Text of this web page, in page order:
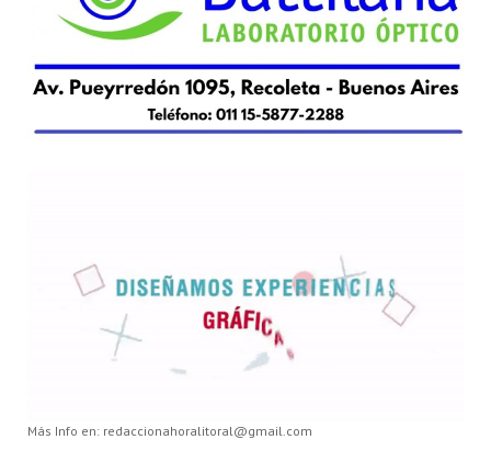
Más Info en: redaccionahoralitoral@gmail.com